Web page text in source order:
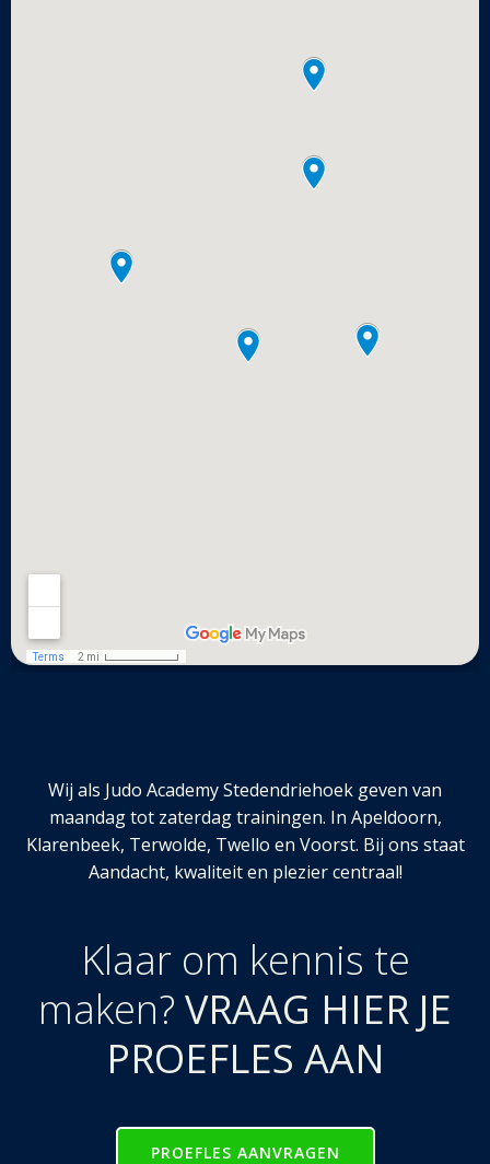
Wij als Judo Academy Stedendriehoek geven van
maandag tot zaterdag trainingen. In Apeldoorn,
Klarenbeek, Terwolde, Twello en Voorst. Bij ons staat
Aandacht, kwaliteit en plezier centraal!
Klaar om kennis te
maken? VRAAG HIER JE
PROEFLES AAN
PROEFLES AANVRAGEN